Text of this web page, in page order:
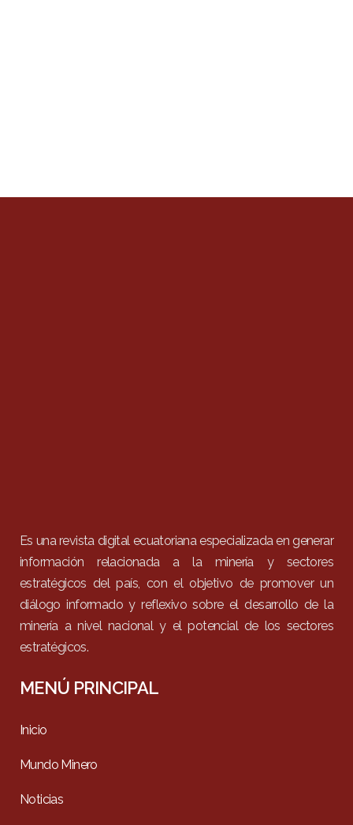
Es una revista digital ecuatoriana especializada en generar
información relacionada a la minería y sectores
estratégicos del país, con el objetivo de promover un
diálogo informado y reflexivo sobre el desarrollo de la
minería a nivel nacional y el potencial de los sectores
estratégicos.
MENÚ PRINCIPAL
Inicio
Mundo Minero
Noticias